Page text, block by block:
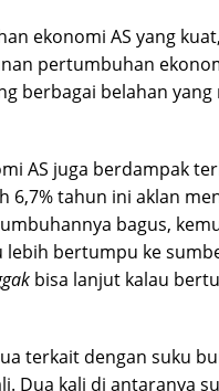
ekonomi AS yang
pertumbuhan
berbagai belahan
AS juga berdampak
tahun ini aklan
bagus,
lebih bertumpu ke
bisa lanjut kalau
terkait dengan suku
Dua kali di antaranya